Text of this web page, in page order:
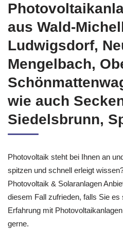
aus Wald-
Ludwigsdorf,
Mengelbach,
wie auch
Siedelsbrunn,
Photovoltaik steht bei Ihnen an
spitzen und schnell erleigt
Photovoltaik & Solaranlagen
diesem Fall zufrieden, falls Sie es
Erfahrung mit
gerne.